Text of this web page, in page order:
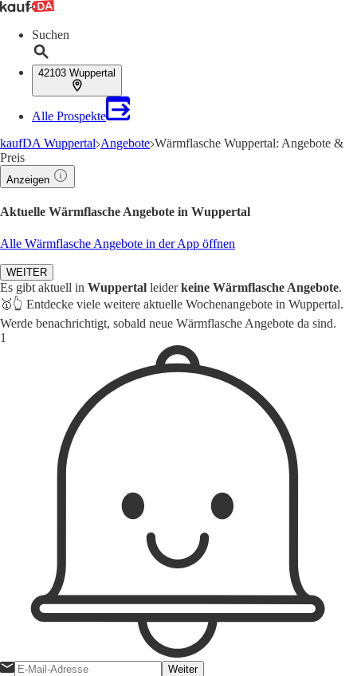
Suchen
42103 Wuppertal
Alle Prospekte
kaufDA Wuppertal Angebote Wärmflasche Wuppertal: Angebote &
Preis
Anzeigen
Aktuelle Wärmflasche Angebote in Wuppertal
Alle Wärmflasche Angebote in der App öffnen
WEITER
Es gibt aktuell in Wuppertal leiderkeine Wärmflasche Angebote.
🥇👆 Entdecke viele weitere aktuelle Wochenangebote in Wuppertal.
Werde benachrichtigt, sobald neue Wärmflasche Angebote da sind.
Weiter